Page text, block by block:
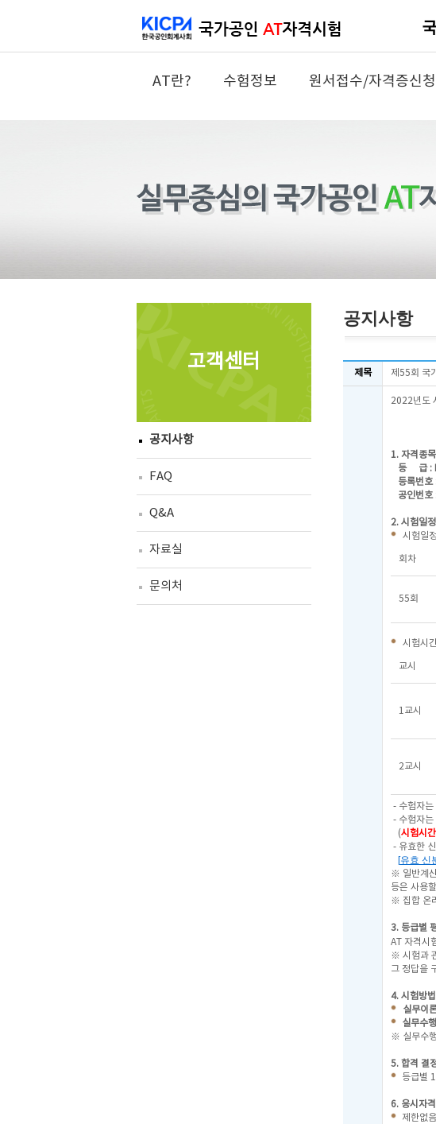
AT란? 수험정보 원서접수/자격증신청
고객센터
공지사항
FAQ
Q&A
자료실
문의처
공지사항
제목 제55회 국
2022년도
1. 자격종
등 급 :
등록번
공인번호
2. 시험일
시험일정
회차
55회
시험시
교시
1교시
2교시
- 수험자는
- 수험자는
(시험시
- 유효한
[유효 신
※ 일반계
등은 사용
※ 집합 온
3. 등급별
AT 자격시
※ 시험과
그 정답을
4. 시험방법
실무이
실무수
※ 실무수
5. 합격 결
등급별
6. 응시자격
제한없음